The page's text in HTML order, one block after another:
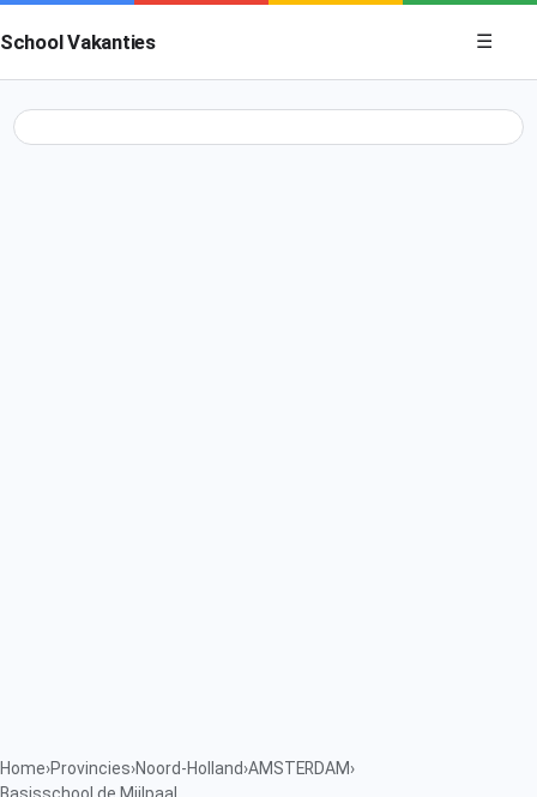
School Vakanties
Menu
☰
Home›Provincies›Noord-Holland›AMSTERDAM›